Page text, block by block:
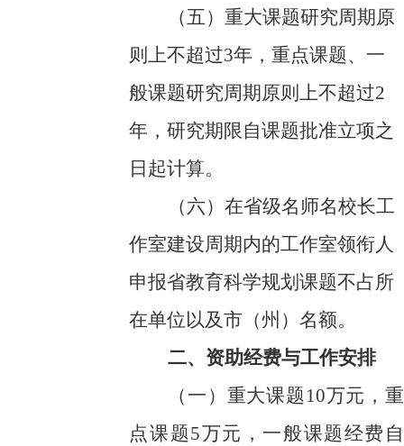
（五）重大课题研究周期原
则上不超过3年，重点课题、一
般课题研究周期原则上不超过2
年，研究期限自课题批准立项之
日起计算。
（六）在省级名师名校长工
作室建设周期内的工作室领衔人
申报省教育科学规划课题不占所
在单位以及市（州）名额。
二、资助经费与工作安排
（一） 重大课题10万元，重
点课题5万元，一般课题经费自